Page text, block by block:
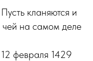
кланяются и
чей на самом деле
февраля 1429